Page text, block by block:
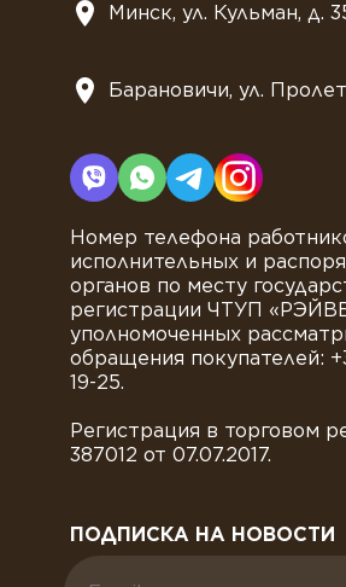
Минск, ул. Кульман, д.
Барановичи, ул.
Номер телефона
исполнительных и
органов по месту
регистрации ЧТУП
уполномоченных
обращения покупателей:
19-25.
Регистрация в торговом
387012 от 07.07.2017.
ПОДПИСКА НА НОВОСТИ